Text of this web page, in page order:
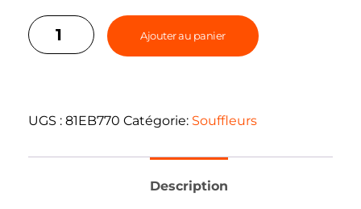
Ajouter au panier
UGS : 81EB770 Catégorie: Souffleurs
Description